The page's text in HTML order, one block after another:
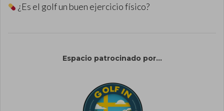
¿Es el golf un buen ejercicio físico?
Espacio patrocinado por...